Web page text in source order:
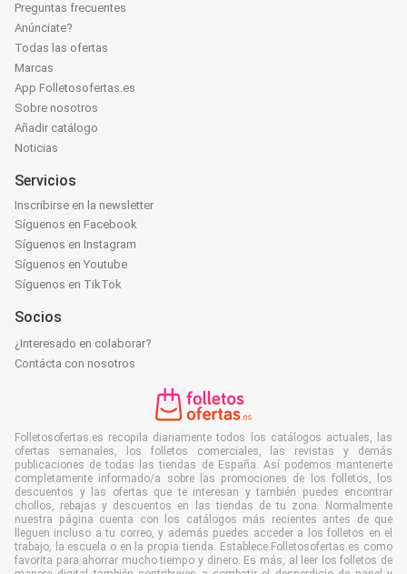
Preguntas frecuentes
Anúnciate?
Todas las ofertas
Marcas
App Folletosofertas.es
Sobre nosotros
Añadir catálogo
Noticias
Servicios
Inscribirse en la newsletter
Síguenos en Facebook
Síguenos en Instagram
Síguenos en Youtube
Síguenos en TikTok
Socios
¿Interesado en colaborar?
Contácta con nosotros
Folletosofertas.es recopila diariamente todos los catálogos actuales, las
ofertas semanales, los folletos comerciales, las revistas y demás
publicaciones de todas las tiendas de España. Así podemos mantenerte
completamente informado/a sobre las promociones de los folletos, los
descuentos y las ofertas que te interesan y también puedes encontrar
chollos, rebajas y descuentos en las tiendas de tu zona. Normalmente
nuestra página cuenta con los catálogos más recientes antes de que
lleguen incluso a tu correo, y además puedes acceder a los folletos en el
trabajo, la escuela o en la propia tienda. Establece Folletosofertas.es como
favorita para ahorrar mucho tiempo y dinero. Es más, al leer los folletos de